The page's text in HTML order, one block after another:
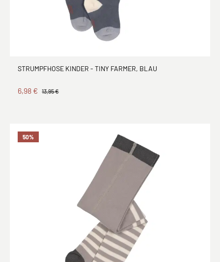
STRUMPFHOSE KINDER - TINY FARMER, BLAU
6,98 € 13,95 €
50%